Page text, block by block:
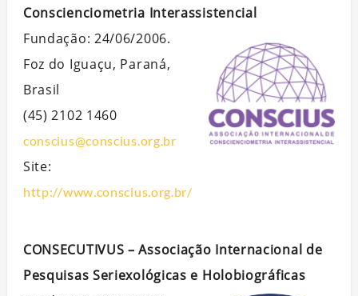
Conscienciometria Interassistencial
Fundação: 24/06/2006.
Foz do Iguaçu, Paraná,
Brasil
(45) 2102 1460
conscius@conscius.org.br
Site:
http://www.conscius.org.br/
CONSECUTIVUS – Associação Internacional de
Pesquisas Seriexológicas e Holobiográficas